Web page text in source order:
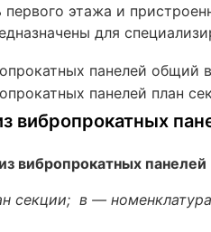
первого этажа и
для
вибропрокатных панелей
секции; в —